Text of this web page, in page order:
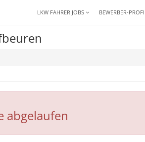
LKW FAHRER JOBS BEWERBER-
abgelaufen